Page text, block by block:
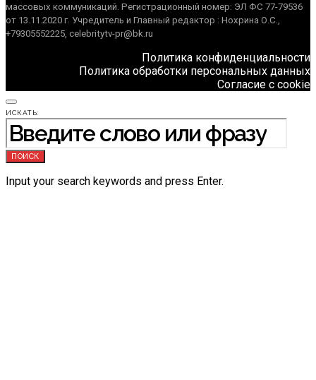
массовых коммуникаций. Регистрационный номер: ЭЛ ФС 77-79536
от 13.11.2020 г. Учредитель и Главный редактор : Нохрина О.С.,
+79305552225, celebritytv-pr@bk.ru
Политика конфиденциальности
Политика обработки персональных данных
Согласие с cookie
ИСКАТЬ:
ПОИСК
Input your search keywords and press Enter.